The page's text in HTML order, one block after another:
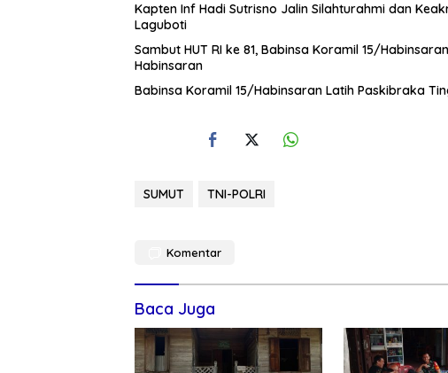
Kapten Inf Hadi Sutrisno Jalin Silahturahmi dan
Laguboti
Sambut HUT RI ke 81, Babinsa Koramil 15/
Habinsaran
Babinsa Koramil 15/Habinsaran Latih Paskibraka
SUMUT TNI-POLRI
Komentar
Baca Juga